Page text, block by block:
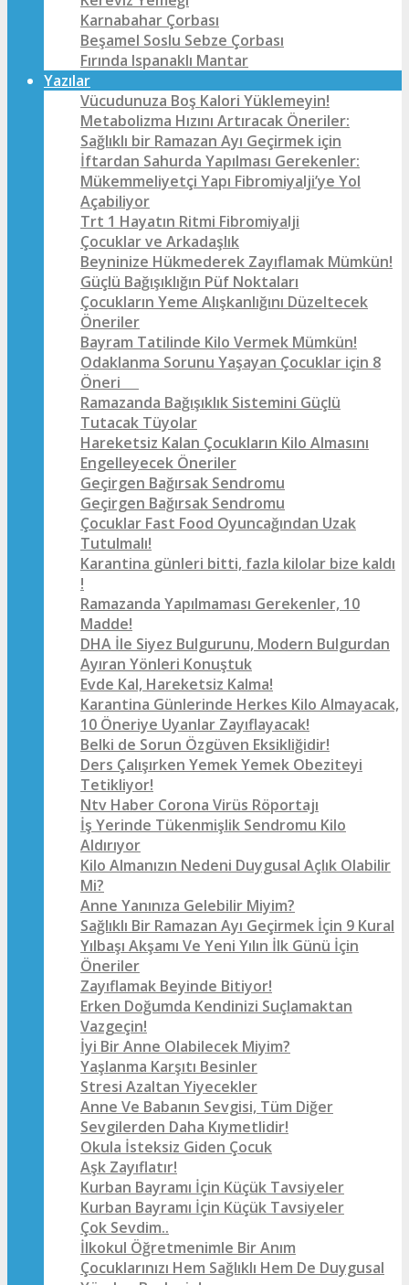
Karnabahar Çorbası
Beşamel Soslu Sebze Çorbası
Fırında Ispanaklı Mantar
Yazılar
Vücudunuza Boş Kalori Yüklemeyin!
Metabolizma Hızını Artıracak Öneriler:
Sağlıklı bir Ramazan Ayı Geçirmek için
İftardan Sahurda Yapılması Gerekenler:
Mükemmeliyetçi Yapı Fibromiyalji’ye Yol
Açabiliyor
Trt 1 Hayatın Ritmi Fibromiyalji
Çocuklar ve Arkadaşlık
Beyninize Hükmederek Zayıflamak Mümkün!
Güçlü Bağışıklığın Püf Noktaları
Çocukların Yeme Alışkanlığını Düzeltecek
Öneriler
Bayram Tatilinde Kilo Vermek Mümkün!
Odaklanma Sorunu Yaşayan Çocuklar için 8
Öneri
Ramazanda Bağışıklık Sistemini Güçlü
Tutacak Tüyolar
Hareketsiz Kalan Çocukların Kilo Almasını
Engelleyecek Öneriler
Geçirgen Bağırsak Sendromu
Geçirgen Bağırsak Sendromu
Çocuklar Fast Food Oyuncağından Uzak
Tutulmalı!
Karantina günleri bitti, fazla kilolar bize kaldı
!
Ramazanda Yapılmaması Gerekenler, 10
Madde!
DHA İle Siyez Bulgurunu, Modern Bulgurdan
Ayıran Yönleri Konuştuk
Evde Kal, Hareketsiz Kalma!
Karantina Günlerinde Herkes Kilo Almayacak,
10 Öneriye Uyanlar Zayıflayacak!
Belki de Sorun Özgüven Eksikliğidir!
Ders Çalışırken Yemek Yemek Obeziteyi
Tetikliyor!
Ntv Haber Corona Virüs Röportajı
İş Yerinde Tükenmişlik Sendromu Kilo
Aldırıyor
Kilo Almanızın Nedeni Duygusal Açlık Olabilir
Mi?
Anne Yanınıza Gelebilir Miyim?
Sağlıklı Bir Ramazan Ayı Geçirmek İçin 9 Kural
Yılbaşı Akşamı Ve Yeni Yılın İlk Günü İçin
Öneriler
Zayıflamak Beyinde Bitiyor!
Erken Doğumda Kendinizi Suçlamaktan
Vazgeçin!
İyi Bir Anne Olabilecek Miyim?
Yaşlanma Karşıtı Besinler
Stresi Azaltan Yiyecekler
Anne Ve Babanın Sevgisi, Tüm Diğer
Sevgilerden Daha Kıymetlidir!
Okula İsteksiz Giden Çocuk
Aşk Zayıflatır!
Kurban Bayramı İçin Küçük Tavsiyeler
Kurban Bayramı İçin Küçük Tavsiyeler
Çok Sevdim..
İlkokul Öğretmenimle Bir Anım
Çocuklarınızı Hem Sağlıklı Hem De Duygusal